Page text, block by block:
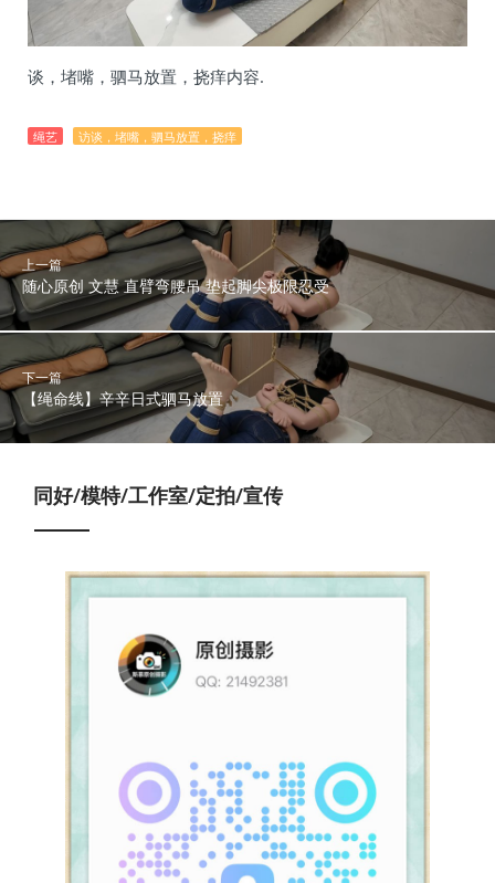
谈，堵嘴，驷马放置，挠痒内容.
绳艺 访谈，堵嘴，驷马放置，挠痒
上一篇
随心原创 文慧 直臂弯腰吊 垫起脚尖极限忍受
下一篇
【绳命线】辛辛日式驷马放置
同好/模特/工作室/定拍/宣传